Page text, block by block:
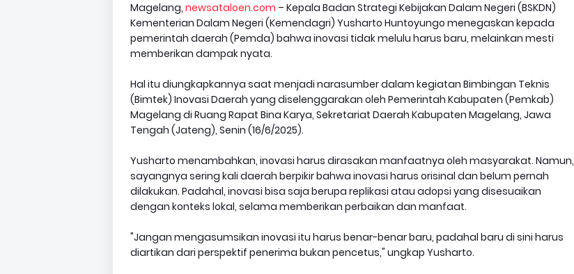
Magelang, newsataloen.com – Kepala Badan Strategi Kebijakan Dalam Negeri (BSKDN)
Kementerian Dalam Negeri (Kemendagri) Yusharto Huntoyungo menegaskan kepada
pemerintah daerah (Pemda) bahwa inovasi tidak melulu harus baru, melainkan mesti
memberikan dampak nyata.
Hal itu diungkapkannya saat menjadi narasumber dalam kegiatan Bimbingan Teknis
(Bimtek) Inovasi Daerah yang diselenggarakan oleh Pemerintah Kabupaten (Pemkab)
Magelang di Ruang Rapat Bina Karya, Sekretariat Daerah Kabupaten Magelang, Jawa
Tengah (Jateng), Senin (16/6/2025).
Yusharto menambahkan, inovasi harus dirasakan manfaatnya oleh masyarakat. Namun,
sayangnya sering kali daerah berpikir bahwa inovasi harus orisinal dan belum pernah
dilakukan. Padahal, inovasi bisa saja berupa replikasi atau adopsi yang disesuaikan
dengan konteks lokal, selama memberikan perbaikan dan manfaat.
"Jangan mengasumsikan inovasi itu harus benar-benar baru, padahal baru di sini harus
diartikan dari perspektif penerima bukan pencetus," ungkap Yusharto.